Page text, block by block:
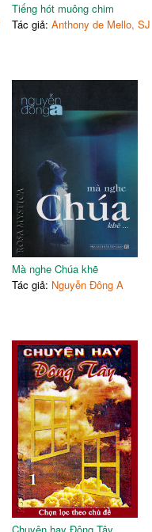
Tiếng hót muông chim
Tác giả: Anthony de Mello, SJ
Mà nghe Chúa khẽ
Tác giả: Nguyễn Đông A